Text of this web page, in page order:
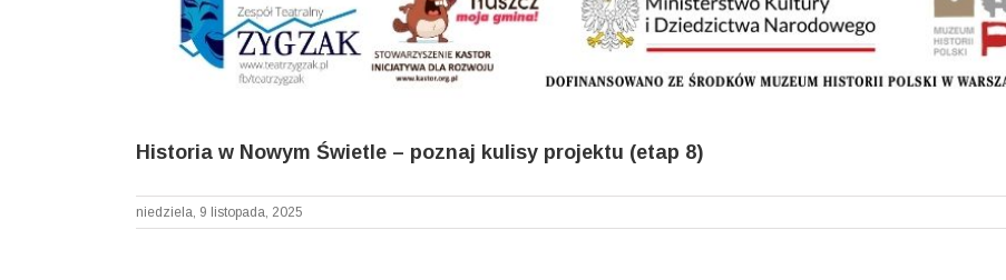
Historia w Nowym Świetle – poznaj kulisy projektu (etap 8)
niedziela, 9 listopada, 2025